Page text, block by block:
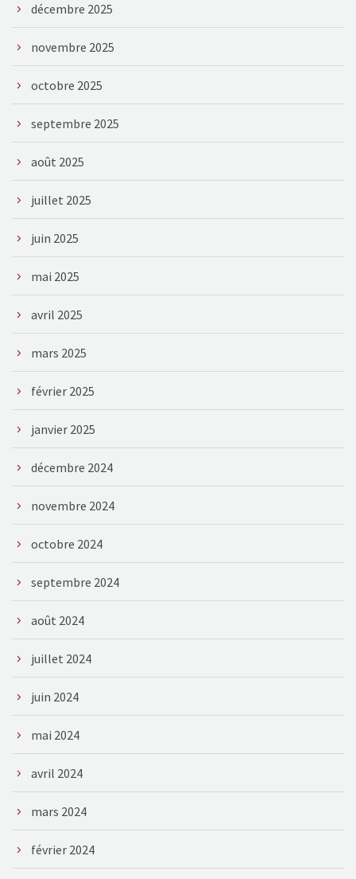
décembre 2025
novembre 2025
octobre 2025
septembre 2025
août 2025
juillet 2025
juin 2025
mai 2025
avril 2025
mars 2025
février 2025
janvier 2025
décembre 2024
novembre 2024
octobre 2024
septembre 2024
août 2024
juillet 2024
juin 2024
mai 2024
avril 2024
mars 2024
février 2024